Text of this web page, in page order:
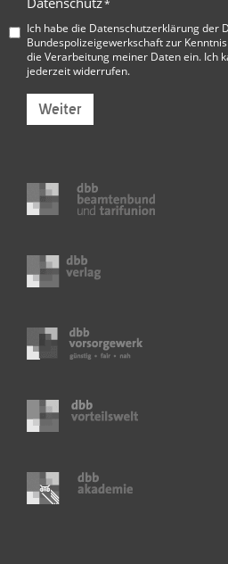
*
Ich habe die Datenschutzerklärung der
Bundespolizeigewerkschaftzur
die Verarbeitung meiner Daten ein. Ich
jederzeit widerrufen.
Weiter